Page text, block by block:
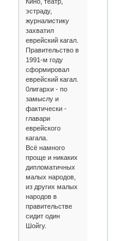
эстраду,
журналистику
захватил
еврейский кагал.
Правительство в
1991-м году
сформировал
еврейский кагал.
0лигархи - по
замыслу и
фактически -
главари
еврейского
кагала.
Всё намного
проще и никаких
дипломатичных
малых народов,
из других малых
народов в
правительстве
сидит один
Шойгу.